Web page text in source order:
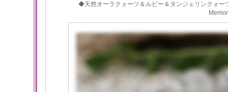
◆天然オーラクォーツ＆ルビー＆タンジェリンクォ